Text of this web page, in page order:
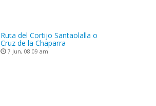
Ruta del Cortijo Santaolalla o
Cruz de la Chaparra
7 Jun, 08:09 am